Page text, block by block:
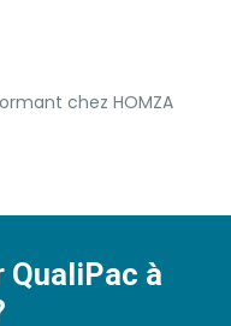
chez HOMZA
à